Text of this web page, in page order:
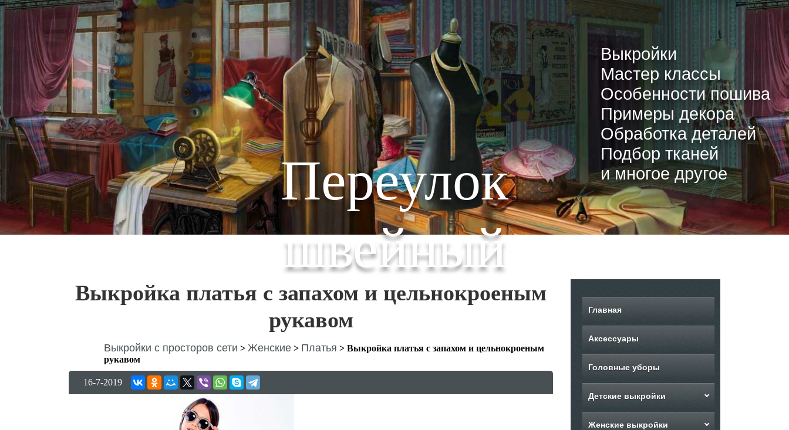
Переулок
швейный
Выкройки
Мастер классы
Особенности пошива
Примеры декора
Обработка деталей
Подбор тканей
и многое другое
Выкройка платья с запахом и цельнокроеным
рукавом
Выкройки с просторов сети > Женские > Платья > Выкройка платья с запахом и цельнокроеным
рукавом
16-7-2019
Главная
Аксессуары
Головные уборы
Детские выкройки
Женские выкройки